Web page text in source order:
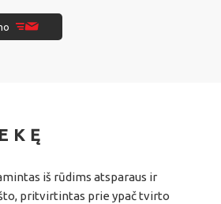
iš rūdims atsparaus ir
pritvirtintas prie ypač tvirto